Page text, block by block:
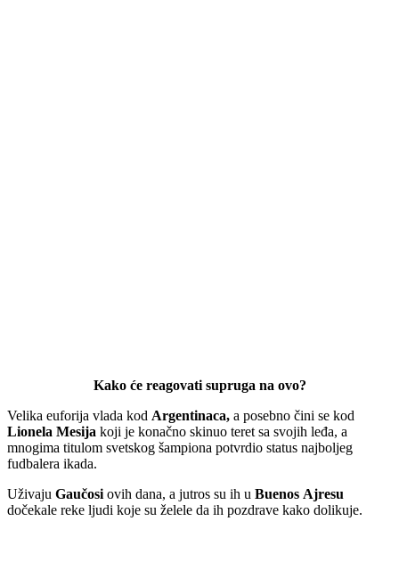
Kako će reagovati supruga na ovo?
Velika euforija vlada kod Argentinaca, a posebno čini se kod
Lionela Mesija koji je konačno skinuo teret sa svojih leđa, a
mnogima titulom svetskog šampiona potvrdio status najboljeg
fudbalera ikada.
Uživaju Gaučosi ovih dana, a jutros su ih u Buenos Ajresu
dočekale reke ljudi koje su želele da ih pozdrave kako dolikuje.